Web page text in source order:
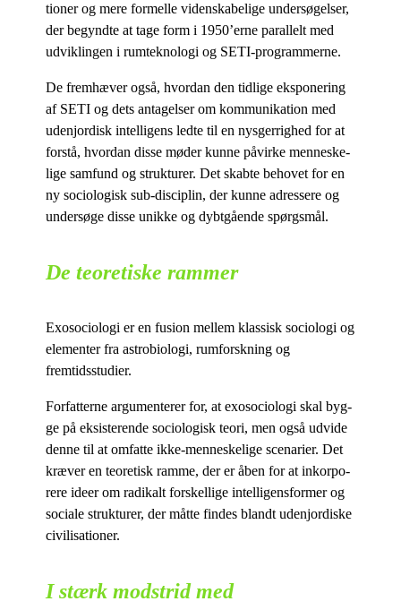
tio­ner og mere for­mel­le vi­den­ska­be­li­ge un­der­sø­gel­ser,
der be­gynd­te at tage form i 1950’erne pa­ral­lelt med
ud­vik­lin­gen i rum­tek­no­lo­gi og SETI-programmerne.
De frem­hæ­ver også, hvor­dan den tid­li­ge eks­po­ne­ring
af SETI og dets an­ta­gel­ser om kom­mu­ni­ka­tion med
udenjor­disk in­tel­li­gens led­te til en nys­ger­rig­hed for at
for­stå, hvor­dan dis­se mø­der kun­ne på­vir­ke men­ne­ske­
li­ge sam­fund og struk­tu­rer. Det skab­te be­ho­vet for en
ny so­cio­lo­gisk sub-di­sci­plin, der kun­ne adres­se­re og
un­der­sø­ge dis­se unik­ke og dybt­gå­en­de spørgsmål.
De teoretiske rammer
Exo­so­cio­lo­gi er en fu­sion mel­lem klas­sisk so­cio­lo­gi og
ele­men­ter fra astro­bi­o­lo­gi, rum­forsk­ning og
fremtidsstudier.
For­fat­ter­ne ar­gu­men­te­rer for, at exo­so­cio­lo­gi skal byg­
ge på ek­si­ste­ren­de so­cio­lo­gisk te­o­ri, men også ud­vi­de
den­ne til at om­fat­te ikke-men­ne­ske­li­ge sce­na­ri­er. Det
kræ­ver en te­o­re­tisk ram­me, der er åben for at in­korpo­
re­re ide­er om ra­di­kalt for­skel­li­ge in­tel­li­gens­for­mer og
so­ci­a­le struk­tu­rer, der måt­te fin­des blandt udenjor­di­ske
civilisationer.
I stærk modstrid med